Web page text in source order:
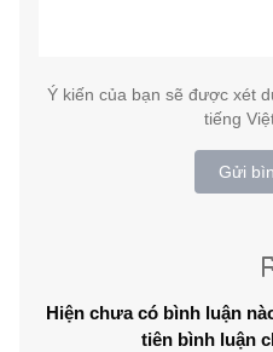
Ý kiến của bạn sẽ được xét
tiếng
Gửi
Hiện chưa có bình luận
tiên bình luận